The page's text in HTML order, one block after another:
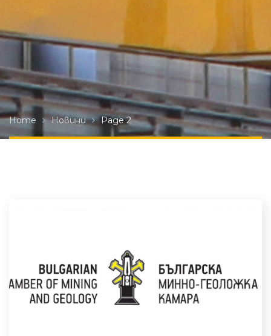
Home Новини Page 2